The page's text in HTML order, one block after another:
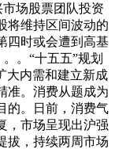
场股票团队投资
将维持区间波动的
四时或会遭到高基
。“十五五”规划
大内需和建立新成
准。消费从题成为
的。日前，消费气
，市场呈现出沪强
拔，持续两周市场